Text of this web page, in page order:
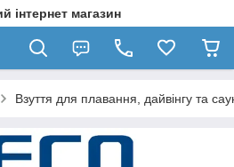
інтернет магазин
Взуття для плавання, дайвінгу та